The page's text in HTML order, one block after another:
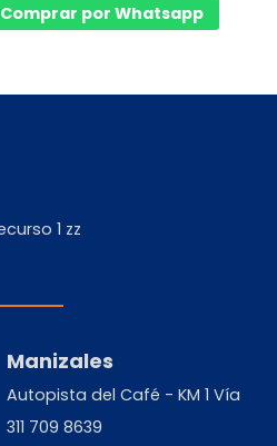
Comprar por Whatsapp
Manizales
Autopista del Café - KM 1 Vía
311 709 8639